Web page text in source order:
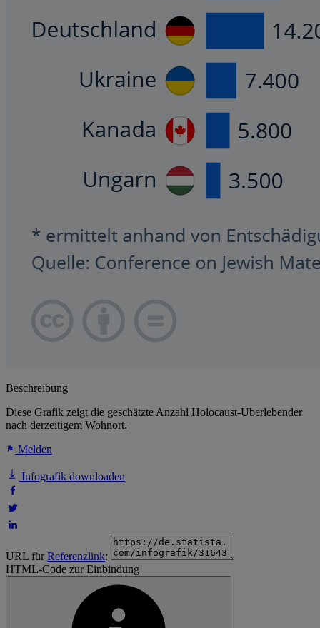
Beschreibung
Diese Grafik zeigt die geschätzte Anzahl Holocaust-Überlebender
nach derzeitigem Wohnort.
Melden
Infografik downloaden
URL fürReferenzlink:
HTML-Code zur Einbindung